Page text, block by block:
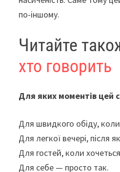
по-іншому.
Читайте
хто говорить
Для яких моментів цей
Для швидкого обіду, коли
Для легкої вечері, після
Для гостей, коли
Для себе — просто так.